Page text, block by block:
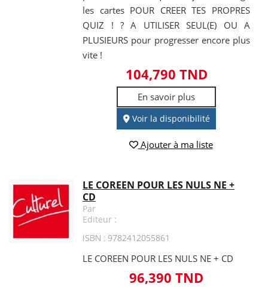
les cartes POUR CREER TES PROPRES
QUIZ ! ? A UTILISER SEUL(E) OU A
PLUSIEURS pour progresser encore plus
vite !
104,790 TND
En savoir plus
Voir la disponibilité
Ajouter à ma liste
LE COREEN POUR LES NULS NE +
CD
Par
Editeur :
ISBN : 9782412055861
LE COREEN POUR LES NULS NE + CD
96,390 TND